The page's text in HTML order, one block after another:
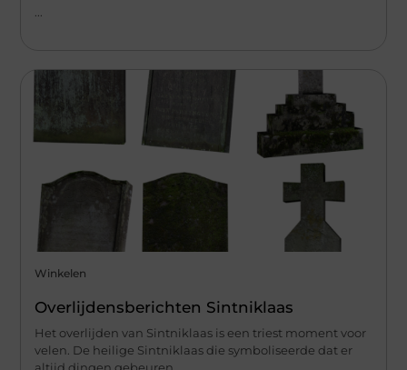
Winkelen
Overlijdensberichten Sintniklaas
Het overlijden van Sintniklaas is een triest moment voor
velen. De heilige Sintniklaas die symboliseerde dat er